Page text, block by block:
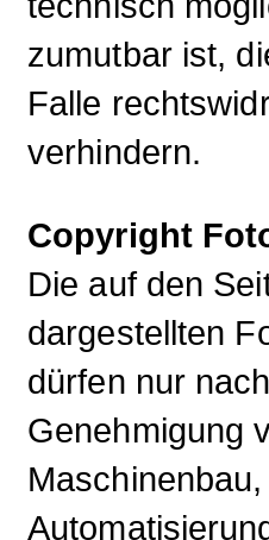
zumutbar ist,
Falle
verhindern.
Copyright
Die auf den
dargestellten
dürfen nur
Genehmigung